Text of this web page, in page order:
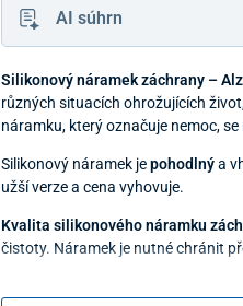
AI súhrn
Silikonový náramek záchrany –
různých situacích ohrožujících
náramku, který označuje nemoc,
Silikonový náramek jepohodlnýa
užší verze a cena vyhovuje.
Kvalita silikonového náramku
čistoty. Náramek je nutné chránit